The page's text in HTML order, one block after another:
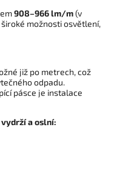
908–966 lm/m(v
možnosti osvětlení,
již po metrech, což
odpadu.
pásce je instalace
a oslní: